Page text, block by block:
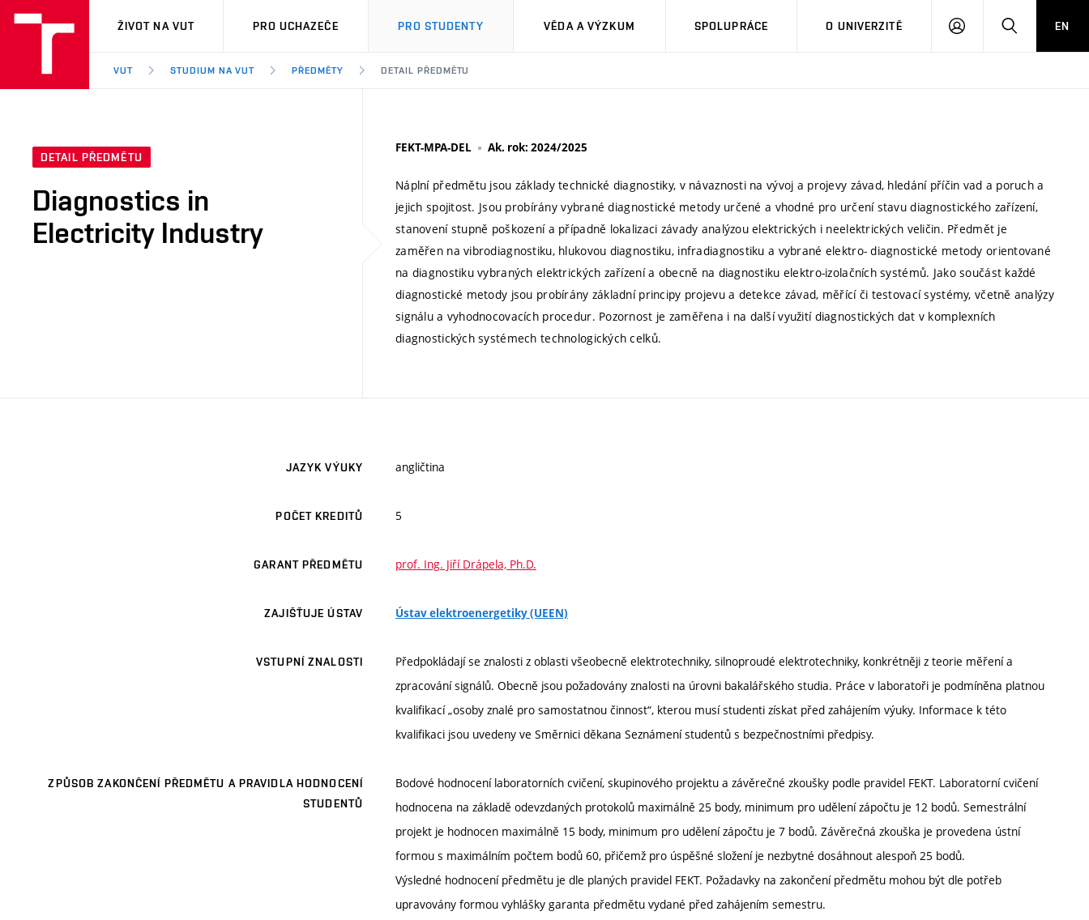
VUT
ŽIVOT NA VUT PRO UCHAZEČE PRO STUDENTY VĚDA A VÝZKUM SPOLUPRÁCE O UNIVERZITĚ
PŘIHLÁSIT HLEDATEN
VUT STUDIUM NA VUT PŘEDMĚTY DETAIL PŘEDMĚTU
DETAIL PŘEDMĚTU
Diagnostics in
Electricity Industry
FEKT-MPA-DEL Ak. rok: 2024/2025
Náplní předmětu jsou základy technické diagnostiky, v návaznosti na vývoj a projevy závad, hledání příčin vad a poruch a
jejich spojitost. Jsou probírány vybrané diagnostické metody určené a vhodné pro určení stavu diagnostického zařízení,
stanovení stupně poškození a případně lokalizaci závady analýzou elektrických i neelektrických veličin. Předmět je
zaměřen na vibrodiagnostiku, hlukovou diagnostiku, infradiagnostiku a vybrané elektro- diagnostické metody orientované
na diagnostiku vybraných elektrických zařízení a obecně na diagnostiku elektro-izolačních systémů. Jako součást každé
diagnostické metody jsou probírány základní principy projevu a detekce závad, měřící či testovací systémy, včetně analýzy
signálu a vyhodnocovacích procedur. Pozornost je zaměřena i na další využití diagnostických dat v komplexních
diagnostických systémech technologických celků.
JAZYK VÝUKY angličtina
POČET KREDITŮ 5
GARANT PŘEDMĚTU prof. Ing. Jiří Drápela, Ph.D.
ZAJIŠŤUJE ÚSTAV Ústav elektroenergetiky (UEEN)
VSTUPNÍ ZNALOSTI
Předpokládají se znalosti z oblasti všeobecně elektrotechniky, silnoproudé elektrotechniky, konkrétněji z teorie měření a
zpracování signálů. Obecně jsou požadovány znalosti na úrovni bakalářského studia. Práce v laboratoři je podmíněna platnou
kvalifikací „osoby znalé pro samostatnou činnost“, kterou musí studenti získat před zahájením výuky. Informace k této
kvalifikaci jsou uvedeny ve Směrnici děkana Seznámení studentů s bezpečnostními předpisy.
ZPŮSOB ZAKONČENÍ PŘEDMĚTU A PRAVIDLA HODNOCENÍ
STUDENTŮ
Bodové hodnocení laboratorních cvičení, skupinového projektu a závěrečné zkoušky podle pravidel FEKT. Laboratorní cvičení
hodnocena na základě odevzdaných protokolů maximálně 25 body, minimum pro udělení zápočtu je 12 bodů. Semestrální
projekt je hodnocen maximálně 15 body, minimum pro udělení zápočtu je 7 bodů. Závěrečná zkouška je provedena ústní
formou s maximálním počtem bodů 60, přičemž pro úspěšné složení je nezbytné dosáhnout alespoň 25 bodů.
Výsledné hodnocení předmětu je dle planých pravidel FEKT. Požadavky na zakončení předmětu mohou být dle potřeb
upravovány formou vyhlášky garanta předmětu vydané před zahájením semestru.